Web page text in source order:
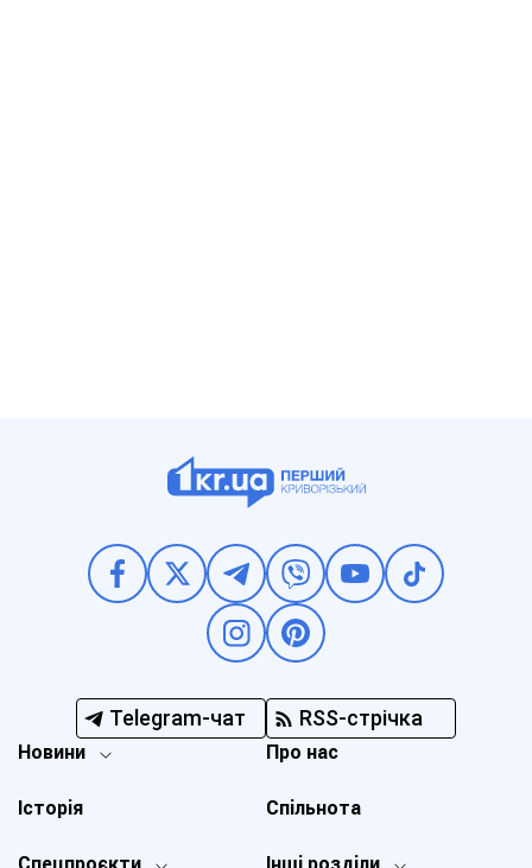
Telegram-чат RSS-стрічка
Новини
Історія
Про нас
Спільнота